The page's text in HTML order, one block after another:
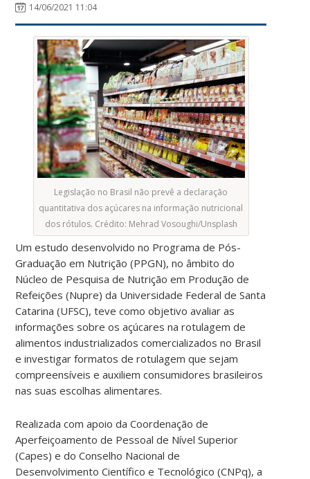
14/06/2021 11:04
Legislação no Brasil não prevê a declaração
quantitativa dos açúcares na informação nutricional
dos rótulos. Crédito: Mehrad Vosoughi/Unsplash
Um estudo desenvolvido no Programa de Pós-
Graduação em Nutrição (PPGN), no âmbito do
Núcleo de Pesquisa de Nutrição em Produção de
Refeições (Nupre) da Universidade Federal de Santa
Catarina (UFSC), teve como objetivo avaliar as
informações sobre os açúcares na rotulagem de
alimentos industrializados comercializados no Brasil
e investigar formatos de rotulagem que sejam
compreensíveis e auxiliem consumidores brasileiros
nas suas escolhas alimentares.
Realizada com apoio da Coordenação de
Aperfeiçoamento de Pessoal de Nível Superior
(Capes) e do Conselho Nacional de
Desenvolvimento Científico e Tecnológico (CNPq), a